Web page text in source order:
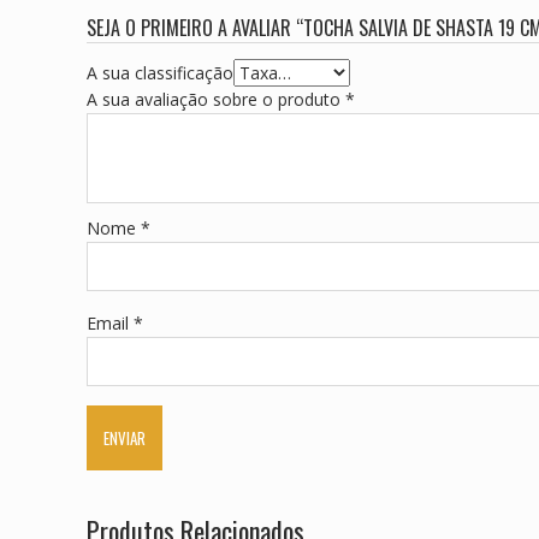
SEJA O PRIMEIRO A AVALIAR “TOCHA SALVIA DE SHASTA 19
A sua classificação
A sua avaliação sobre o produto *
Nome *
Email *
Produtos Relacionados